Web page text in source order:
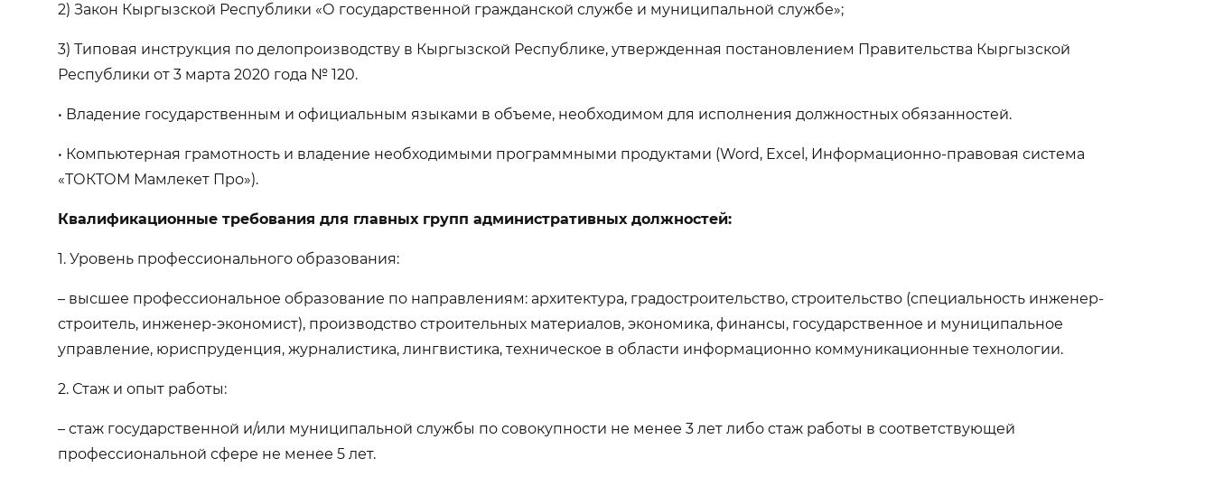
2) Закон Кыргызской Республики «О государственной гражданской службе и муниципальной службе»;
3) Типовая инструкция по делопроизводству в Кыргызской Республике, утвержденная постановлением Правительства Кыргызской
Республики от 3 марта 2020 года № 120.
• Владение государственным и официальным языками в объеме, необходимом для исполнения должностных обязанностей.
• Компьютерная грамотность и владение необходимыми программными продуктами (Word, Excel, Информационно-правовая система
«ТОКТОМ Мамлекет Про»).
Квалификационные требования для главных групп административных должностей:
1. Уровень профессионального образования:
– высшее профессиональное образование по направлениям: архитектура, градостроительство, строительство (специальность инженер-
строитель, инженер-экономист), производство строительных материалов, экономика, финансы, государственное и муниципальное
управление, юриспруденция, журналистика, лингвистика, техническое в области информационно коммуникационные технологии.
2. Стаж и опыт работы:
– стаж государственной и/или муниципальной службы по совокупности не менее 3 лет либо стаж работы в соответствующей
профессиональной сфере не менее 5 лет.